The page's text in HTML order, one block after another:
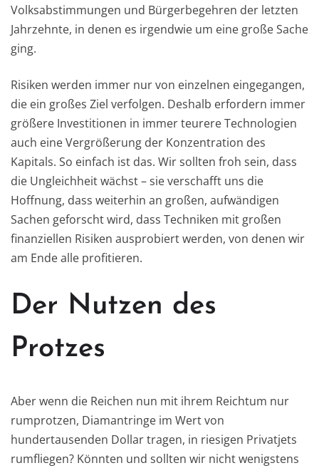
Volksabstimmungen und Bürgerbegehren der letzten
Jahrzehnte, in denen es irgendwie um eine große Sache
ging.
Risiken werden immer nur von einzelnen eingegangen,
die ein großes Ziel verfolgen. Deshalb erfordern immer
größere Investitionen in immer teurere Technologien
auch eine Vergrößerung der Konzentration des
Kapitals. So einfach ist das. Wir sollten froh sein, dass
die Ungleichheit wächst – sie verschafft uns die
Hoffnung, dass weiterhin an großen, aufwändigen
Sachen geforscht wird, dass Techniken mit großen
finanziellen Risiken ausprobiert werden, von denen wir
am Ende alle profitieren.
Der Nutzen des
Protzes
Aber wenn die Reichen nun mit ihrem Reichtum nur
rumprotzen, Diamantringe im Wert von
hundertausenden Dollar tragen, in riesigen Privatjets
rumfliegen? Könnten und sollten wir nicht wenigstens